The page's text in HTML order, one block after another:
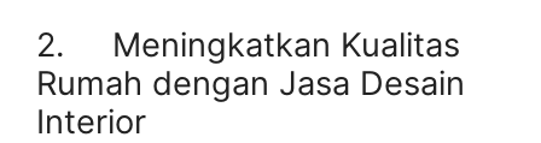
2. Meningkatkan Kualitas
Rumah dengan Jasa Desain
Interior